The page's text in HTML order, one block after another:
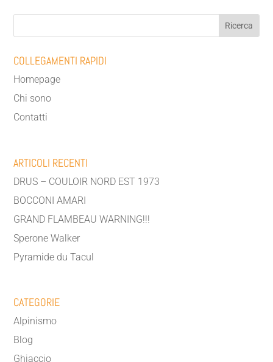
COLLEGAMENTI RAPIDI
Homepage
Chi sono
Contatti
ARTICOLI RECENTI
DRUS – COULOIR NORD EST 1973
BOCCONI AMARI
GRAND FLAMBEAU WARNING!!!
Sperone Walker
Pyramide du Tacul
CATEGORIE
Alpinismo
Blog
Ghiaccio